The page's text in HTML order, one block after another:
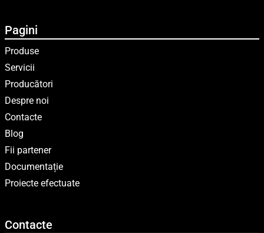
Pagini
Produse
Servicii
Producători
Despre noi
Contacte
Blog
Fii partener
Documentație
Proiecte efectuate
Contacte